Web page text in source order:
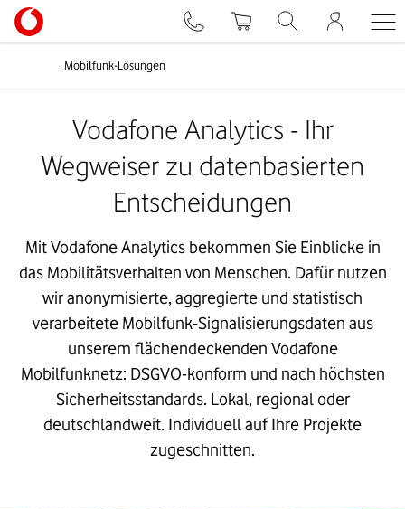
Mobilfunk-Lösungen
Vodafone Analytics - Ihr
Wegweiser zu datenbasierten
Entscheidungen
Mit Vodafone Analytics bekommen Sie Einblicke in
das Mobilitätsverhalten von Menschen. Dafür nutzen
wir anonymisierte, aggregierte und statistisch
verarbeitete Mobilfunk-Signalisierungsdaten aus
unserem flächendeckenden Vodafone
Mobilfunknetz: DSGVO-konform und nach höchsten
Sicherheitsstandards. Lokal, regional oder
deutschlandweit. Individuell auf Ihre Projekte
zugeschnitten.